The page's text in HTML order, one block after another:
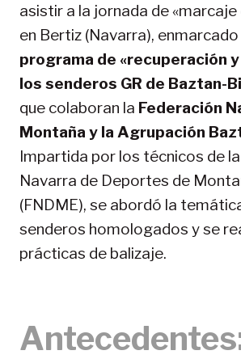
asistir a la jornada de «marcaje
en Bertiz (Navarra),
programa de «recuperación
los senderos GR de Baztan-
que colaboran la Federación
Montaña y la Agrupación
Impartida por los técnicos de
Navarra de Deportes de
(FNDME), se abordó la
senderos homologados y se
prácticas de balizaje.